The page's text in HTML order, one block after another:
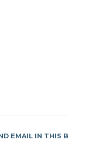
EMAIL IN THIS BROWSER